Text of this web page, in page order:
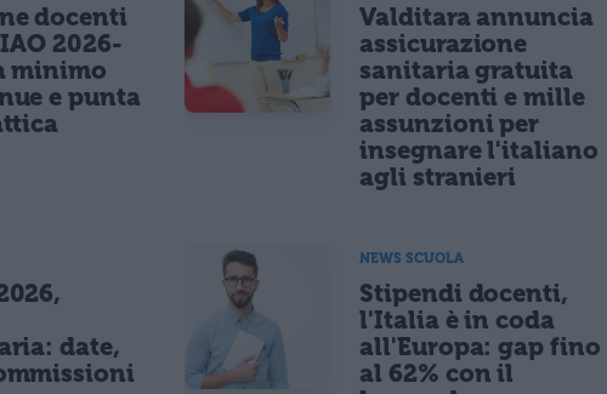
docenti
2026-
minimo
e punta
Valditara annuncia
assicurazione
sanitaria gratuita
per docenti e mille
assunzioni per
insegnare l'italiano
agli stranieri
date,
NEWS SCUOLA
Stipendi docenti,
l'Italia è in coda
all'Europa: gap fino
al 62% con il